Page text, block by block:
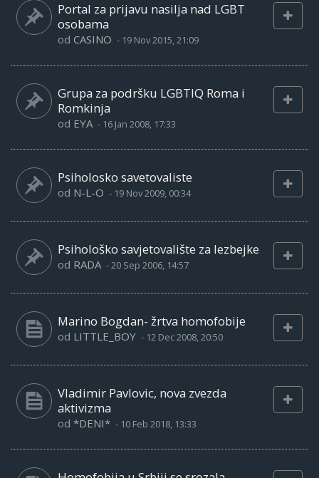
Portal za prijavu nasilja nad LGBT
osobama
od CASINO - 19 Nov 2015, 21:09
Grupa za podršku LGBTIQ Roma i
Romkinja
od EYA - 16 Jan 2008, 17:33
Psiholosko savetovaliste
od N-L-O - 19 Nov 2009, 00:34
Psihološko savjetovalište za lezbejke
od RADA -20 Sep 2006, 14:57
Marino Bogdan- žrtva homofobije
od LITTLE_BOY - 12 Dec 2008, 20:50
Vladimir Pavlovic, nova zvezda
aktivizma
od *DENI* - 10 Feb 2018, 13:33